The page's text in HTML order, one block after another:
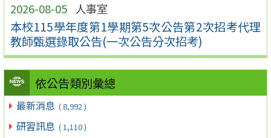
2026-08-05 人事室
本校115學年度第1學期第5次公告第2次招考代理
教師甄選錄取公告(一次公告分次招考)
依公告類別彙總
最新消息 ( 8,992 )
研習訊息 ( 1,110 )